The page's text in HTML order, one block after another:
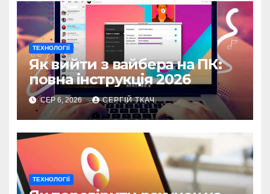
ТЕХНОЛОГІЇ
Як вийти з вайбера на ПК:
повна інструкція 2026
СЕР 6, 2026 СЕРГІЙ ТКАЧ
ТЕХНОЛОГІЇ